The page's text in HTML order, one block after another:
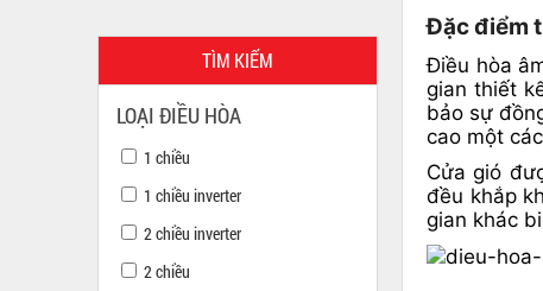
TÌM KIẾM
LOẠI ĐIỀU HÒA
1 chiều
1 chiều inverter
2 chiều inverter
2 chiều
Đặc điểm
Điều hòa
gian thiết
bảo sự
cao một
Cửa gió
đều khắp
gian khác